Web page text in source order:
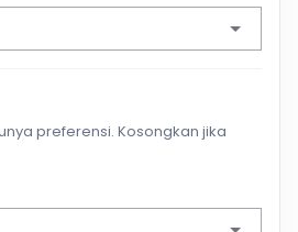
preferensi. Kosongkan jika